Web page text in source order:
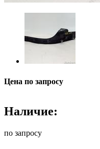
Цена по запросу
Наличие:
по запросу